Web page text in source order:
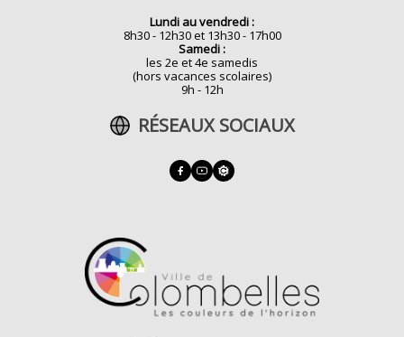
Lundi au vendredi :
8h30 - 12h30 et 13h30 - 17h00
Samedi :
les 2e et 4e samedis
(hors vacances scolaires)
9h - 12h
RÉSEAUX SOCIAUX